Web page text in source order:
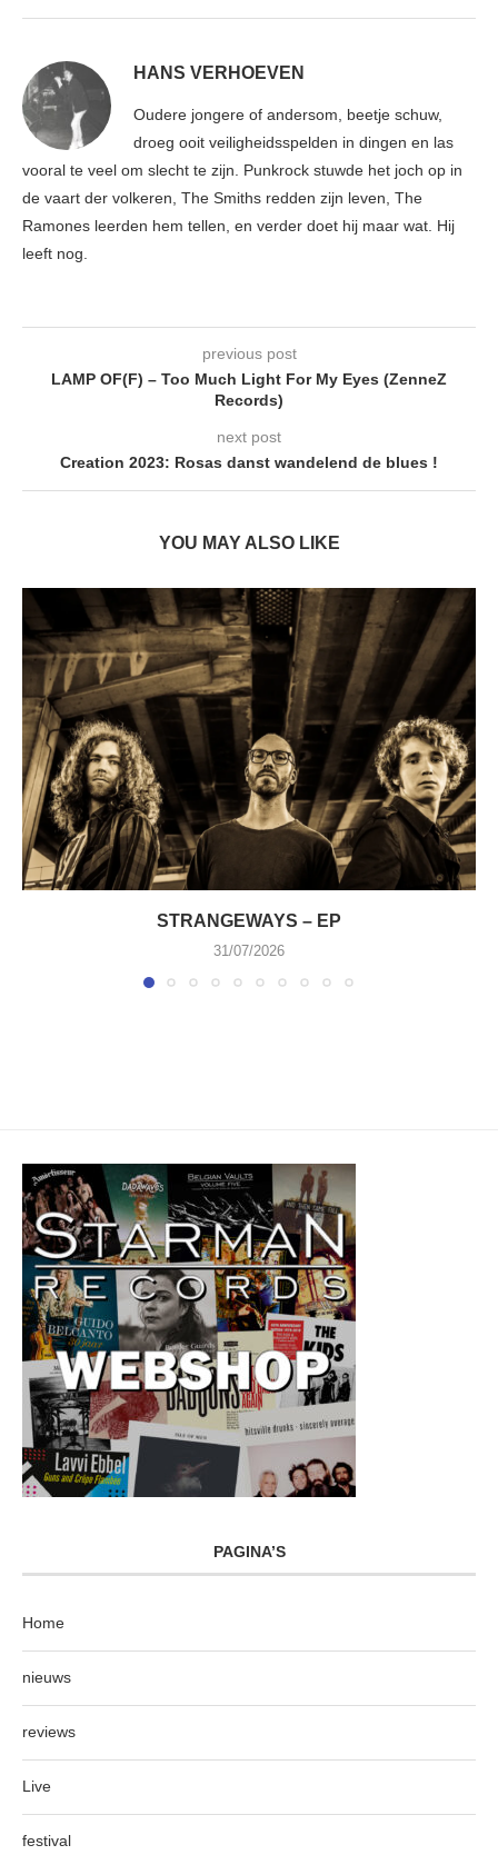
HANS VERHOEVEN
Oudere jongere of andersom, beetje schuw,
droeg ooit veiligheidsspelden in dingen en las
vooral te veel om slecht te zijn. Punkrock stuwde het joch op in
de vaart der volkeren, The Smiths redden zijn leven, The
Ramones leerden hem tellen, en verder doet hij maar wat. Hij
leeft nog.
previous post
LAMP OF(F) – Too Much Light For My Eyes (ZenneZ
Records)
next post
Creation 2023: Rosas danst wandelend de blues !
YOU MAY ALSO LIKE
STRANGEWAYS – EP
31/07/2026
PAGINA’S
Home
nieuws
reviews
Live
festival